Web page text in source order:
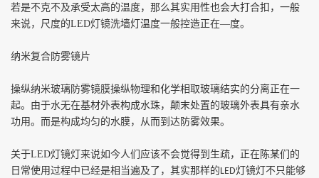
若是不克不及承受太高的温度，那么其实用性也会大打合扣，一般
来说，尺度的LED灯镜洗墙灯温度一般控造正在—度。
纳米复合防雾镜片
操纵纳米玻璃防雾镜膜操纵物理和化学相取玻璃结实的分离正在一
起。由于水无在基材外表构成水珠，颠末处置的玻璃外表具有亲水
功用。而是构成均匀的水膜，从而到达防雾效果。
关于LED灯镜灯来说如今人们应该不会觉得到生疏，正在陈某们的
日常使用过程中已经是相当遍及了，其实那样的LED灯镜灯不只能够